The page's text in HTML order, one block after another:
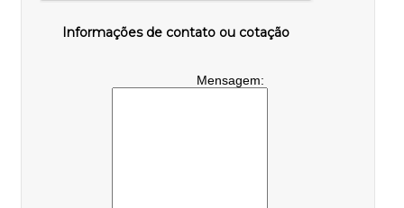
Informações de contato ou cotação
Mensagem: